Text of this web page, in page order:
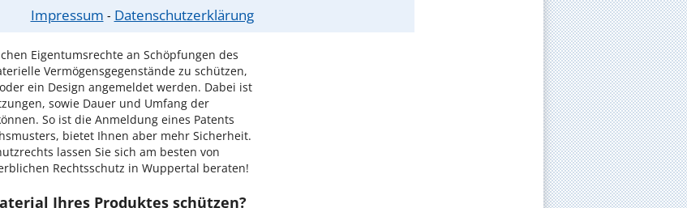
Impressum ⁃ Datenschutzerklärung
Hilfe eines Anwalts
Eigentumsrechte an Schöpfungen des
Vermögensgegenstände zu schützen,
ein Design angemeldet werden. Dabei ist
sowie Dauer und Umfang der
So ist die Anmeldung eines Patents
bietet Ihnen aber mehr Sicherheit.
lassen Sie sich am besten von
Rechtsschutz in Wuppertal beraten!
Ihres Produktes schützen?